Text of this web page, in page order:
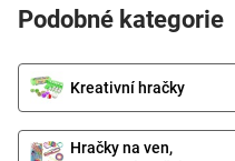
Podobné kategorie
Kreativní hračky
Hračky na ven,